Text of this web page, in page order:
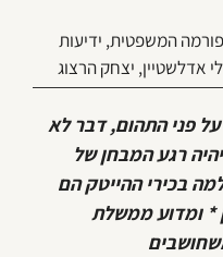
המשפטית, ידיעות
אדלשטיין, יצחק הרצוג
פני התהום, דבר לא
רגע המבחן של
בכירי ההייטק הם
* ומדוע ממשלת